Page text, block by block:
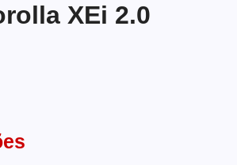
XEi 2.0